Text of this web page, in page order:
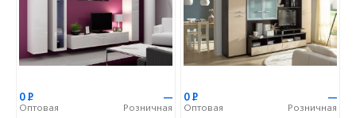
0Р
Оптовая
—
Розничная
0Р
Оптовая
—
Розничная